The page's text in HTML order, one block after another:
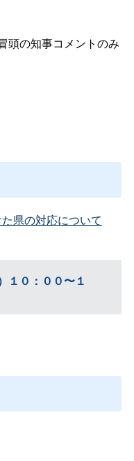
頭の知事コメントのみ
県の対応について
１０：００〜１